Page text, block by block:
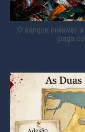
O sangue invisível:
paga